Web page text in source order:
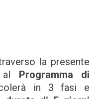
la presente
al Programma di
in 3 fasi e